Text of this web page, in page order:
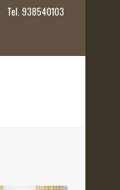
Tel. 938540103